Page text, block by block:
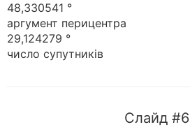
48,330541 °
аргумент перицентра
29,124279 °
число супутників
Слайд #6